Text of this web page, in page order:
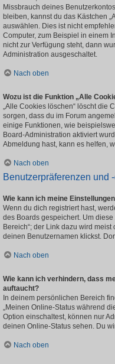
Missbrauch deines
bleiben, kannst du das Kästchen
auswählen. Dies ist nicht
Computer, zum Beispiel in einem
nicht zur Verfügung steht, dann
Administration ausgeschaltet.
Nach oben
Wozu ist die Funktion „Alle
„Alle Cookies löschen“ löscht die
sorgen, dass du im Forum
einige Funktionen, wie
Board-Administration aktiviert
Abmeldung hast, kann es helfen,
Nach oben
Benutzerpräferenzen und
Wie kann ich meine
Wenn du dich registriert hast,
des Boards gespeichert. Um
Bereich“; der Link dazu wird
deinen Benutzernamen klickst.
Nach oben
Wie kann ich verhindern, dass
auftaucht?
In deinem persönlichen Bereich
„Meinen Online-Status während
Option einschaltest, können nur
deinen Online-Status sehen. Du
Nach oben